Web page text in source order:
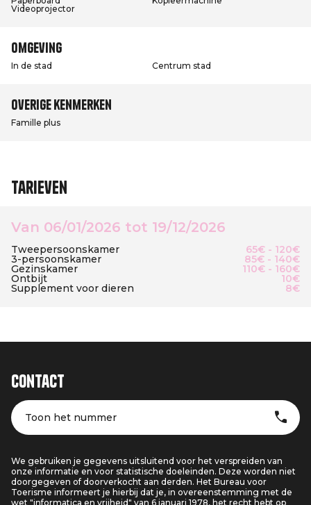
Videoprojector
Omgeving
In de stad Centrum stad
Overige kenmerken
Famille plus
Tarieven
Van 06/01/2026 tot 19/12/2026
Tweepersoonskamer 65€ - 120€
3-persoonskamer 85€ - 140€
Gezinskamer 110€ - 160€
Ontbijt 10€
Supplement voor dieren 8€
Contact
Toon het nummer
We gebruiken je gegevens uitsluitend voor het verspreiden van
onze informatie en voor statistische doeleinden. Deze worden niet
doorgegeven of doorverkocht aan derden. Het Bureau voor
Toerisme informeert je hierbij dat je, in overeenstemming met de
wet "informatica en vrijheid" van 6 januari 1978, het recht hebt op